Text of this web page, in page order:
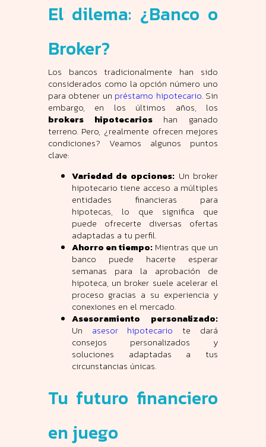
El dilema: ¿Banco o
Broker?
Los bancos tradicionalmente han sido
considerados como la opción número uno
para obtener un préstamo hipotecario. Sin
embargo, en los últimos años, los
brokers hipotecarioshan ganado
terreno. Pero, ¿realmente ofrecen mejores
condiciones? Veamos algunos puntos
clave:
Variedad de opciones:Un broker
hipotecario tiene acceso a múltiples
entidades financieras para
hipotecas, lo que significa que
puede ofrecerte diversas ofertas
adaptadas a tu perfil.
Ahorro en tiempo:Mientras que un
banco puede hacerte esperar
semanas para la aprobación de
hipoteca, un broker suele acelerar el
proceso gracias a su experiencia y
conexiones en el mercado.
Asesoramiento personalizado:
Un asesor hipotecario te dará
consejos personalizados y
soluciones adaptadas a tus
circunstancias únicas.
Tu futuro financiero
en juego